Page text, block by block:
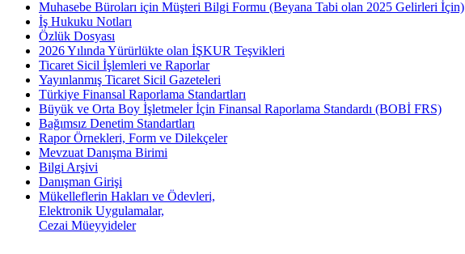
Muhasebe Büroları için Müşteri Bilgi Formu (Beyana Tabi olan 2025 Gelirleri İçin)
İş Hukuku Notları
Özlük Dosyası
2026 Yılında Yürürlükte olan İŞKUR Teşvikleri
Ticaret Sicil İşlemleri ve Raporlar
Yayınlanmış Ticaret Sicil Gazeteleri
Türkiye Finansal Raporlama Standartları
Büyük ve Orta Boy İşletmeler İçin Finansal Raporlama Standardı (BOBİ FRS)
Bağımsız Denetim Standartları
Rapor Örnekleri, Form ve Dilekçeler
Mevzuat Danışma Birimi
Bilgi Arşivi
Danışman Girişi
Mükelleflerin Hakları ve Ödevleri,
Elektronik Uygulamalar,
Cezai Müeyyideler